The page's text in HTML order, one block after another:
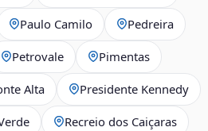
Paulo Camilo Pedreira
Petrovale Pimentas
Alta Presidente Kennedy
Recreio dos Caiçaras